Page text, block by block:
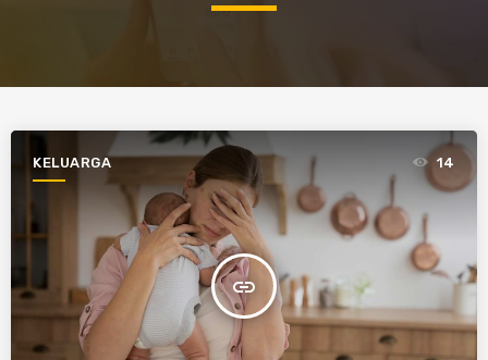
KELUARGA
insert_link
14